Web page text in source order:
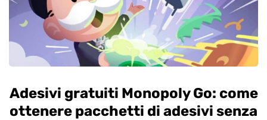
Adesivi gratuiti Monopoly Go: come
ottenere pacchetti di adesivi senza